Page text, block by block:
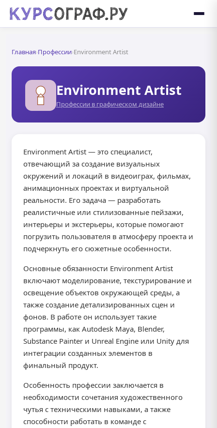
Главная›Профессии›Environment Artist
Environment Artist
Профессии в графическом дизайне
Environment Artist — это специалист,
отвечающий за создание визуальных
окружений и локаций в видеоиграх, фильмах,
анимационных проектах и виртуальной
реальности. Его задача — разработать
реалистичные или стилизованные пейзажи,
интерьеры и экстерьеры, которые помогают
погрузить пользователя в атмосферу проекта и
подчеркнуть его сюжетные особенности.
Основные обязанности Environment Artist
включают моделирование, текстурирование и
освещение объектов окружающей среды, а
также создание детализированных сцен и
фонов. В работе он использует такие
программы, как Autodesk Maya, Blender,
Substance Painter и Unreal Engine или Unity для
интеграции созданных элементов в
финальный продукт.
Особенность профессии заключается в
необходимости сочетания художественного
чутья с техническими навыками, а также
способности работать в команде с